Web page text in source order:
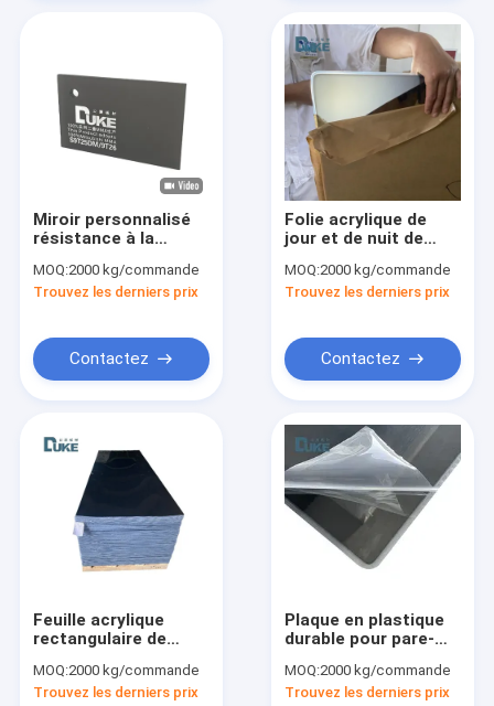
Miroir personnalisé
résistance à la
Nuit feuille acrylique
pour la publicité
MOQ:2000 kg/commande
Trouvez les derniers prix
Contactez
Folie acrylique de
jour et de nuit de
pour des dessins
accrocheurs
MOQ:2000 kg/commande
Trouvez les derniers prix
Contactez
Feuille acrylique
rectangulaire de
car à haute
résistance aux
MOQ:2000 kg/commande
Trouvez les derniers prix
Plaque en plastique
durable pour pare-
récréatif avec 92%
de transmission
MOQ:2000 kg/commande
Trouvez les derniers prix